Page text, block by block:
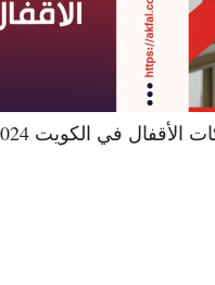
في الكويت 2024